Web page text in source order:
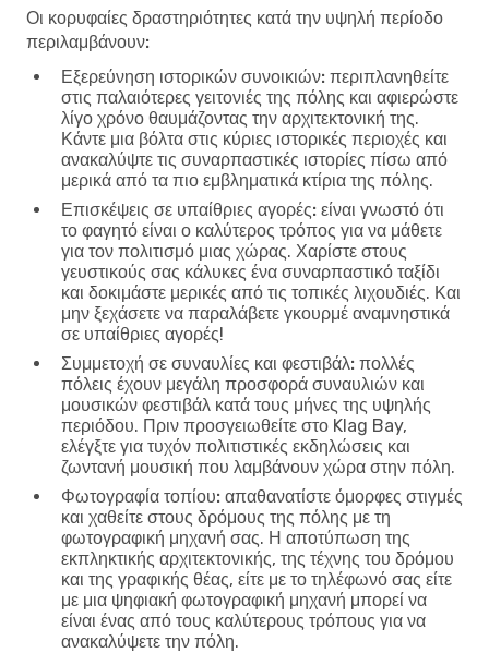
Οι κορυφαίες δραστηριότητες κατά την υψηλή περίοδο
περιλαμβάνουν:
Εξερεύνηση ιστορικών συνοικιών: περιπλανηθείτε
στις παλαιότερες γειτονιές της πόλης και αφιερώστε
λίγο χρόνο θαυμάζοντας την αρχιτεκτονική της.
Κάντε μια βόλτα στις κύριες ιστορικές περιοχές και
ανακαλύψτε τις συναρπαστικές ιστορίες πίσω από
μερικά από τα πιο εμβληματικά κτίρια της πόλης.
Επισκέψεις σε υπαίθριες αγορές: είναι γνωστό ότι
το φαγητό είναι ο καλύτερος τρόπος για να μάθετε
για τον πολιτισμό μιας χώρας. Χαρίστε στους
γευστικούς σας κάλυκες ένα συναρπαστικό ταξίδι
και δοκιμάστε μερικές από τις τοπικές λιχουδιές. Και
μην ξεχάσετε να παραλάβετε γκουρμέ αναμνηστικά
σε υπαίθριες αγορές!
Συμμετοχή σε συναυλίες και φεστιβάλ: πολλές
πόλεις έχουν μεγάλη προσφορά συναυλιών και
μουσικών φεστιβάλ κατά τους μήνες της υψηλής
περιόδου. Πριν προσγειωθείτε στο Klag Bay,
ελέγξτε για τυχόν πολιτιστικές εκδηλώσεις και
ζωντανή μουσική που λαμβάνουν χώρα στην πόλη.
Φωτογραφία τοπίου: απαθανατίστε όμορφες στιγμές
και χαθείτε στους δρόμους της πόλης με τη
φωτογραφική μηχανή σας. Η αποτύπωση της
εκπληκτικής αρχιτεκτονικής, της τέχνης του δρόμου
και της γραφικής θέας, είτε με το τηλέφωνό σας είτε
με μια ψηφιακή φωτογραφική μηχανή μπορεί να
είναι ένας από τους καλύτερους τρόπους για να
ανακαλύψετε την πόλη.